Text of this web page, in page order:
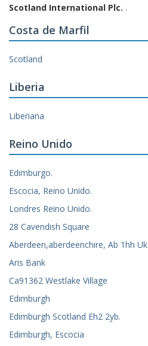
Scotland International Plc. .
Costa de Marfil
Scotland
Liberia
Liberiana
Reino Unido
Edimburgo.
Escocia, Reino Unido.
Londres Reino Unido.
28 Cavendish Square
Aberdeen,aberdeenchire, Ab 1hh Uk
Aris Bank
Ca91362 Westlake Village
Edimburgh
Edimburgh Scotland Eh2 2yb.
Edimburgh, Escocia